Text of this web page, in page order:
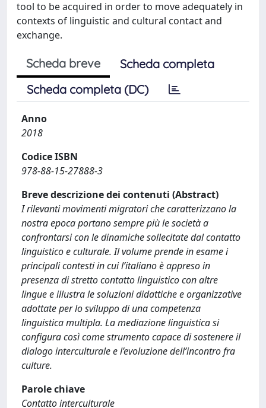
tool to be acquired in order to move adequately in
contexts of linguistic and cultural contact and
exchange.
Scheda breve
Scheda completa
Scheda completa (DC)
Anno
2018
Codice ISBN
978-88-15-27888-3
Breve descrizione dei contenuti (Abstract)
I rilevanti movimenti migratori che caratterizzano la
nostra epoca portano sempre più le società a
confrontarsi con le dinamiche sollecitate dal contatto
linguistico e culturale. Il volume prende in esame i
principali contesti in cui l’italiano è appreso in
presenza di stretto contatto linguistico con altre
lingue e illustra le soluzioni didattiche e organizzative
adottate per lo sviluppo di una competenza
linguistica multipla. La mediazione linguistica si
configura così come strumento capace di sostenere il
dialogo interculturale e l’evoluzione dell’incontro fra
culture.
Parole chiave
Contatto interculturale